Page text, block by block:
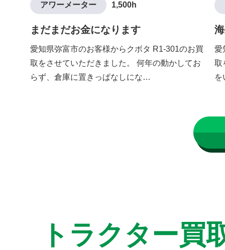
アワーメーター 1,500h
まだまだお金になります
愛知県弥富市のお客様からクボタ R1-301のお買
取をさせていただきました。 何年の動かしてお
らず、倉庫に置きっぱなしにな…
愛
取
トラクター買